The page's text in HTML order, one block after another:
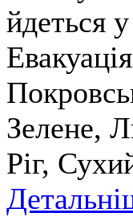
йдеться
Зелене,
Ріг,